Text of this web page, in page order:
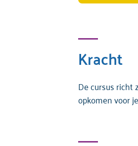
Kracht
De cursus richt
opkomen voor